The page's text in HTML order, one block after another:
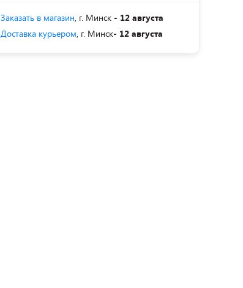
Заказать в магазин, г. Минск - 12 августа
Доставка курьером, г. Минск- 12 августа